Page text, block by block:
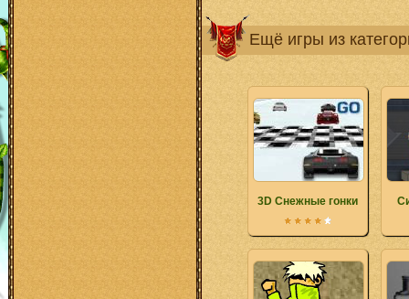
Ещё игры из
3D Снежные гонки